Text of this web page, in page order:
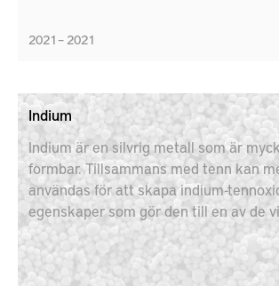
2021 – 2021
Indium
Indium är en silvrig metall som är
formbar. Tillsammans med tenn kan
användas för att skapa indium-
egenskaper som gör den till en av de
komponenterna inom
projektet är därför att bygga en
en kontinuerlig produktion utan avfall.